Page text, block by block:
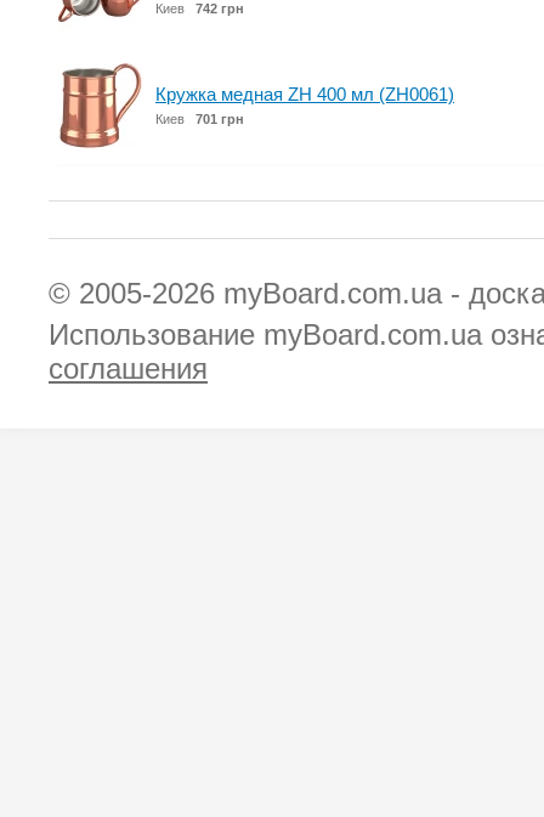
Киев 742 грн
Кружка медная ZH 400 мл (ZH0061)
Киев 701 грн
© 2005-2026 myBoard.com.ua -
Использование myBoard.com.ua
соглашения